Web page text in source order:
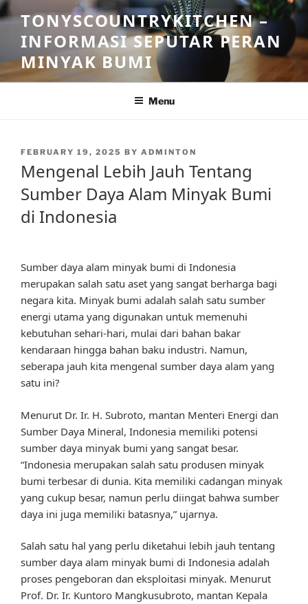
Skip
to
content
TONYSCOUNTRYKITCHEN –
INFORMASI SEPUTAR PERAN
MINYAK BUMI
Menu
POSTED
FEBRUARY 19, 2025 BY ADMINTON
Mengenal Lebih Jauh Tentang
Sumber Daya Alam Minyak Bumi
di Indonesia
Sumber daya alam minyak bumi di Indonesia
merupakan salah satu aset yang sangat berharga bagi
negara kita. Minyak bumi adalah salah satu sumber
energi utama yang digunakan untuk memenuhi
kebutuhan sehari-hari, mulai dari bahan bakar
kendaraan hingga bahan baku industri. Namun,
seberapa jauh kita mengenal sumber daya alam yang
satu ini?
Menurut Dr. Ir. H. Subroto, mantan Menteri Energi dan
Sumber Daya Mineral, Indonesia memiliki potensi
sumber daya minyak bumi yang sangat besar.
“Indonesia merupakan salah satu produsen minyak
bumi terbesar di dunia. Kita memiliki cadangan minyak
yang cukup besar, namun perlu diingat bahwa sumber
daya ini juga memiliki batasnya,” ujarnya.
Salah satu hal yang perlu diketahui lebih jauh tentang
sumber daya alam minyak bumi di Indonesia adalah
proses pengeboran dan eksploitasi minyak. Menurut
Prof. Dr. Ir. Kuntoro Mangkusubroto, mantan Kepala